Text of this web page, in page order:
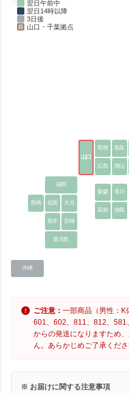
翌日午前中
翌日14時以降
3日後
山口・千葉拠点
山口
島根 鳥取
広島 岡山
福岡
愛媛
香川
長崎 佐賀
大分
高知
徳島
熊本
宮崎
鹿児島
沖縄
ご注意：一部商品（男性：K
601、602、811、812、581
からの発送になりますため
ん。あらかじめご了承くださ
※ お届けに関する注意事項